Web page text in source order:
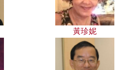
黃珍妮